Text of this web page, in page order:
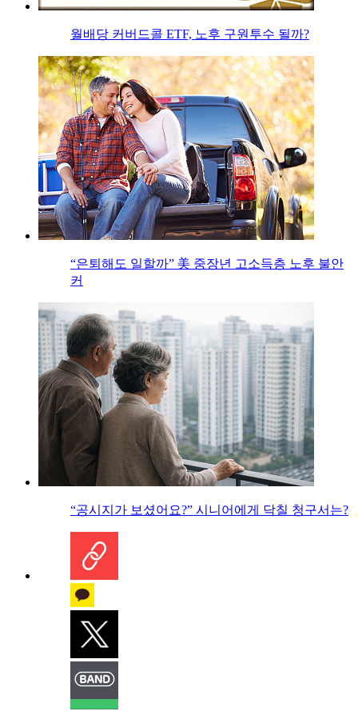
월배당 커버드콜 ETF, 노후 구원투수 될까?
“은퇴해도 일할까” 美 중장년 고소득층 노후 불안
커
“공시지가 보셨어요?” 시니어에게 닥칠 청구서는?